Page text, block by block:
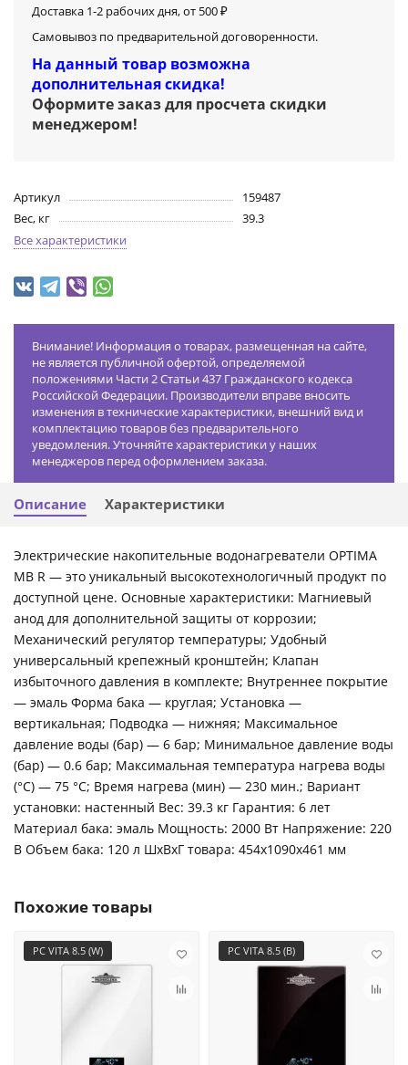
Доставка 1-2 рабочих дня, от 500 ₽
Самовывоз по предварительной договоренности.
На данный товар возможна
дополнительная скидка!
Оформите заказ для просчета скидки
менеджером!
Артикул
159487
Вес, кг
39.3
Все характеристики
Внимание! Информация о товарах, размещенная на сайте,
не является публичной офертой, определяемой
положениями Части 2 Статьи 437 Гражданского кодекса
Российской Федерации. Производители вправе вносить
изменения в технические характеристики, внешний вид и
комплектацию товаров без предварительного
уведомления. Уточняйте характеристики у наших
менеджеров перед оформлением заказа.
Описание Характеристики
Электрические накопительные водонагреватели OPTIMA
MB R — это уникальный высокотехнологичный продукт по
доступной цене. Основные характеристики: Магниевый
анод для дополнительной защиты от коррозии;
Механический регулятор температуры; Удобный
универсальный крепежный кронштейн; Клапан
избыточного давления в комплекте; Внутреннее покрытие
— эмаль Форма бака — круглая; Установка —
вертикальная; Подводка — нижняя; Максимальное
давление воды (бар) — 6 бар; Минимальное давление воды
(бар) — 0.6 бар; Максимальная температура нагрева воды
(°С) — 75 °С; Время нагрева (мин) — 230 мин.; Вариант
установки: настенный Вес: 39.3 кг Гарантия: 6 лет
Материал бака: эмаль Мощность: 2000 Вт Напряжение: 220
В Объем бака: 120 л ШxВxГ товара: 454x1090x461 мм
Похожие товары
PC VITA 8.5 (W) PC VITA 8.5 (B)